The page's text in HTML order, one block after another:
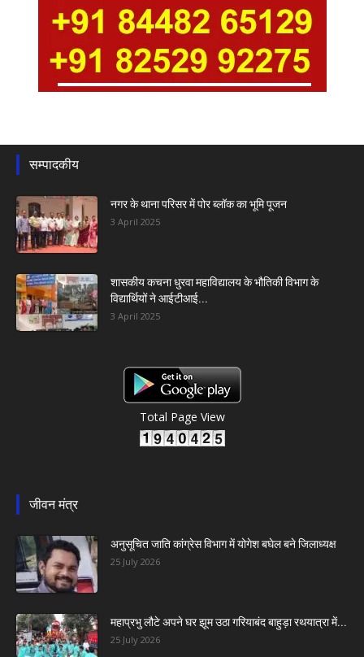
सम्पादकीय
नगर के थाना परिसर में पोर ब्लॉक का भूमि पूजन
3 April 2025
शासकीय कचना धुरवा महाविद्यालय के भौतिकी विभाग के
विद्यार्थियों ने आईटीआई...
3 April 2025
Total Page View
जीवन मंत्र
अनुसूचित जाति कांग्रेस विभाग में योगेश बघेल बने जिलाध्यक्ष
25 July 2026
महाप्रभु लौटे अपने घर झूम उठा गरियाबंद बाहुड़ा रथयात्रा में...
25 July 2026